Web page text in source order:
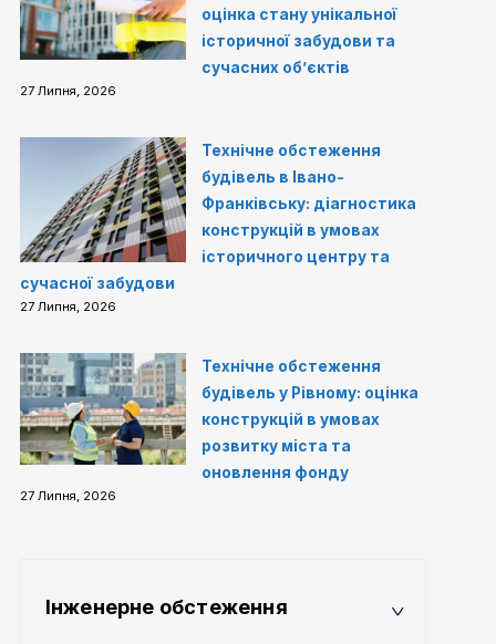
оцінка стану унікальної
історичної забудови та
сучасних об’єктів
27 Липня, 2026
Технічне обстеження
будівель в Івано-
Франківську: діагностика
конструкцій в умовах
історичного центру та
сучасної забудови
27 Липня, 2026
Технічне обстеження
будівель у Рівному: оцінка
конструкцій в умовах
розвитку міста та
оновлення фонду
27 Липня, 2026
Інженерне обстеження